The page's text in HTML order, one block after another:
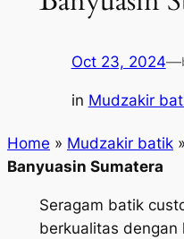
Oct 23, 2024—
in Mudzakir
Home » Mudzakir batik »
Banyuasin Sumatera
Seragam batik
berkualitas dengan